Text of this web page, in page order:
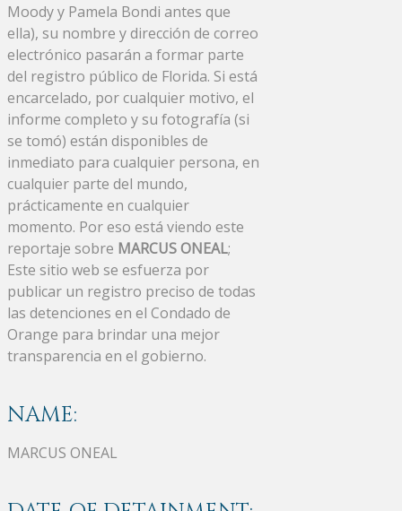
Moody y Pamela Bondi antes que
ella), su nombre y dirección de correo
electrónico pasarán a formar parte
del registro público de Florida. Si está
encarcelado, por cualquier motivo, el
informe completo y su fotografía (si
se tomó) están disponibles de
inmediato para cualquier persona, en
cualquier parte del mundo,
prácticamente en cualquier
momento. Por eso está viendo este
reportaje sobre MARCUS ONEAL;
Este sitio web se esfuerza por
publicar un registro preciso de todas
las detenciones en el Condado de
Orange para brindar una mejor
transparencia en el gobierno.
NAME:
MARCUS ONEAL